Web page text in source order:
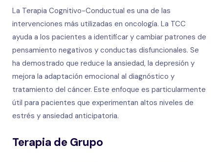
La Terapia Cognitivo-Conductual es una de las
intervenciones más utilizadas en oncología. La TCC
ayuda a los pacientes a identificar y cambiar patrones de
pensamiento negativos y conductas disfuncionales. Se
ha demostrado que reduce la ansiedad, la depresión y
mejora la adaptación emocional al diagnóstico y
tratamiento del cáncer. Este enfoque es particularmente
útil para pacientes que experimentan altos niveles de
estrés y ansiedad anticipatoria.
Terapia de Grupo